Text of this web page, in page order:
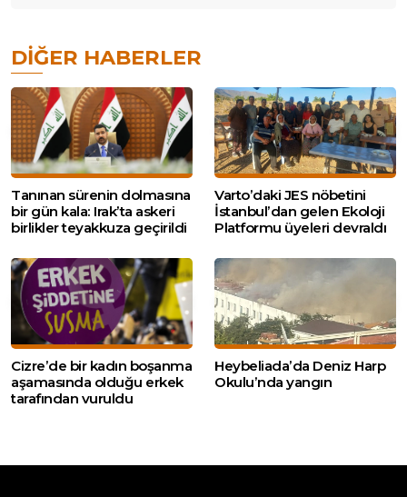
DIĞER HABERLER
Tanınan sürenin dolmasına
bir gün kala: Irak’ta askeri
birlikler teyakkuza geçirildi
Varto’daki JES nöbetini
İstanbul’dan gelen Ekoloji
Platformu üyeleri devraldı
Cizre’de bir kadın boşanma
aşamasında olduğu erkek
tarafından vuruldu
Heybeliada’da Deniz Harp
Okulu’nda yangın